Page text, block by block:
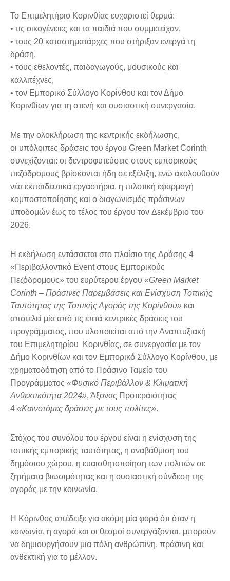
Το Επιμελητήριο Κορινθίας ευχαριστεί θερμά:
• τις οικογένειες και τα παιδιά που συμμετείχαν,
• τους 20 καταστηματάρχες που στήριξαν ενεργά τη
δράση,
• τους εθελοντές, παιδαγωγούς, μουσικούς και
καλλιτέχνες,
• τον Εμπορικό Σύλλογο Κορίνθου και τον Δήμο
Κορινθίων για τη στενή και ουσιαστική συνεργασία.
Με την ολοκλήρωση της κεντρικής εκδήλωσης,
οι υπόλοιπες δράσεις του έργου Green Market Corinth
συνεχίζονται: οι δεντροφυτεύσεις στους εμπορικούς
πεζόδρομους βρίσκονται ήδη σε εξέλιξη, ενώ ακολουθούν
νέα εκπαιδευτικά εργαστήρια, η πιλοτική εφαρμογή
κομποστοποίησης και ο διαγωνισμός πράσινων
υποδομών έως το τέλος του έργου τον Δεκέμβριο του
2026.
Η εκδήλωση εντάσσεται στο πλαίσιο της Δράσης 4
«Περιβαλλοντικό Event στους Εμπορικούς
Πεζόδρομους» του ευρύτερου έργου «Green Market
Corinth – Πράσινες Παρεμβάσεις και Ενίσχυση Τοπικής
Ταυτότητας της Τοπικής Αγοράς της Κορίνθου» και
αποτελεί μία από τις επτά κεντρικές δράσεις του
προγράμματος, που υλοποιείται από την Αναπτυξιακή
του Επιμελητηρίου Κορινθίας, σε συνεργασία με τον
Δήμο Κορινθίων και τον Εμπορικό Σύλλογο Κορίνθου, με
χρηματοδότηση από το Πράσινο Ταμείο του
Προγράμματος «Φυσικό Περιβάλλον & Κλιματική
Ανθεκτικότητα 2024», Άξονας Προτεραιότητας
4 «Καινοτόμες δράσεις με τους πολίτες».
Στόχος του συνόλου του έργου είναι η ενίσχυση της
τοπικής εμπορικής ταυτότητας, η αναβάθμιση του
δημόσιου χώρου, η ευαισθητοποίηση των πολιτών σε
ζητήματα βιωσιμότητας και η ουσιαστική σύνδεση της
αγοράς με την κοινωνία.
Η Κόρινθος απέδειξε για ακόμη μία φορά ότι όταν η
κοινωνία, η αγορά και οι θεσμοί συνεργάζονται, μπορούν
να δημιουργήσουν μια πόλη ανθρώπινη, πράσινη και
ανθεκτική για το μέλλον.